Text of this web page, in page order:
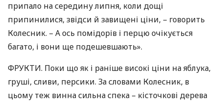
припало на середину липня, коли дощі
припинилися, звідси й завищені ціни, – говорить
Колесник. – А ось помідорів і перцю очікується
багато, і вони ще подешевшають».
ФРУКТИ. Поки що як і раніше високі ціни на яблука,
груші, сливи, персики. За словами Колесник, в
цьому теж винна сильна спека – кісточкові дерева